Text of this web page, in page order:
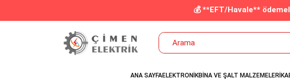
💰 **EFT/Havale**
ANA SAYFAELEKTRONİKBİNA VE ŞALT MALZEMELERİ